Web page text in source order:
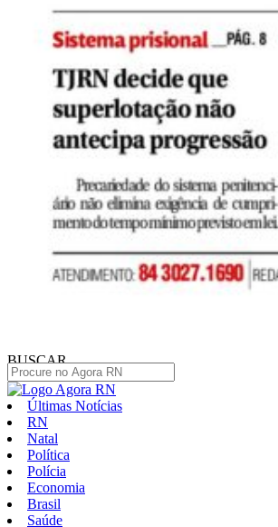
BUSCAR
Últimas Notícias
RN
Natal
Política
Polícia
Economia
Brasil
Saúde